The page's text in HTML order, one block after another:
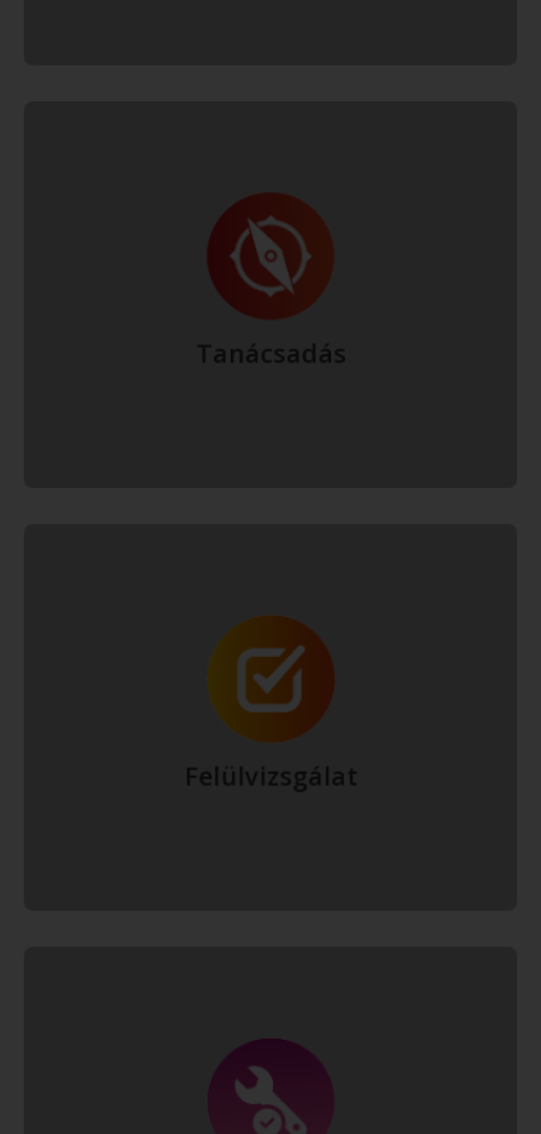
Tanácsadás
Mi nem egyszerűen eladni szeretünk, hanem megoldást nyújtani a
felmerült igényekre. Ezért először kérdezünk, hogy megértsük,
leendő felhasználónknak mire is van szüksége, és segítünk a
választásban.
Felülvizsgálat
A készülékeket – a hatályos szabályozás szerint – kétévente
felhatalmazott vizsgáló-szervezettel felül kell vizsgáltatni. A
Gyógylézer Család ezen a téren is a rendelkezésére áll.
Bővebben
A készülékekre a Gyógylézer Család Kft. 24 havi teljes körű
garanciát vállal, kivéve az akkumulátorokat és elemeket, melyekre
nincs garancia. A készülékek javítását telephelyünkön végezzük, a